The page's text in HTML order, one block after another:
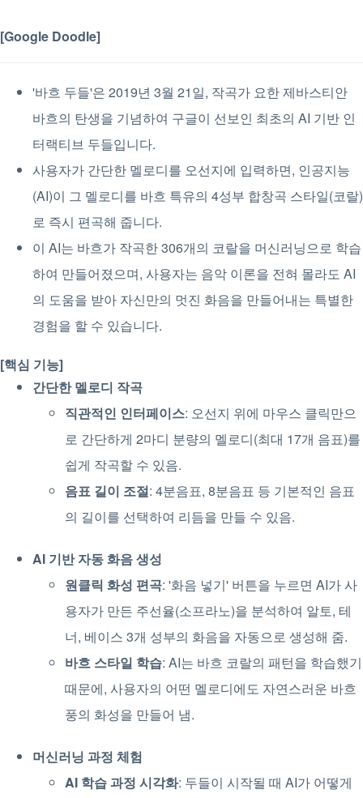
[Google Doodle]
'바흐 두들'은 2019년 3월 21일, 작곡가 요한 제바스티안
바흐의 탄생을 기념하여 구글이 선보인 최초의 AI 기반 인
터랙티브 두들입니다.
사용자가 간단한 멜로디를 오선지에 입력하면, 인공지능
(AI)이 그 멜로디를 바흐 특유의 4성부 합창곡 스타일(코랄)
로 즉시 편곡해 줍니다.
이 AI는 바흐가 작곡한 306개의 코랄을 머신러닝으로 학습
하여 만들어졌으며, 사용자는 음악 이론을 전혀 몰라도 AI
의 도움을 받아 자신만의 멋진 화음을 만들어내는 특별한
경험을 할 수 있습니다.
[핵심 기능]
간단한 멜로디 작곡
직관적인 인터페이스: 오선지 위에 마우스 클릭만으
로 간단하게 2마디 분량의 멜로디(최대 17개 음표)를
쉽게 작곡할 수 있음.
음표 길이 조절: 4분음표, 8분음표 등 기본적인 음표
의 길이를 선택하여 리듬을 만들 수 있음.
AI 기반 자동 화음 생성
원클릭 화성 편곡: '화음 넣기' 버튼을 누르면 AI가 사
용자가 만든 주선율(소프라노)을 분석하여 알토, 테
너, 베이스 3개 성부의 화음을 자동으로 생성해 줌.
바흐 스타일 학습: AI는 바흐 코랄의 패턴을 학습했기
때문에, 사용자의 어떤 멜로디에도 자연스러운 바흐
풍의 화성을 만들어 냄.
머신러닝 과정 체험
AI 학습 과정 시각화: 두들이 시작될 때 AI가 어떻게